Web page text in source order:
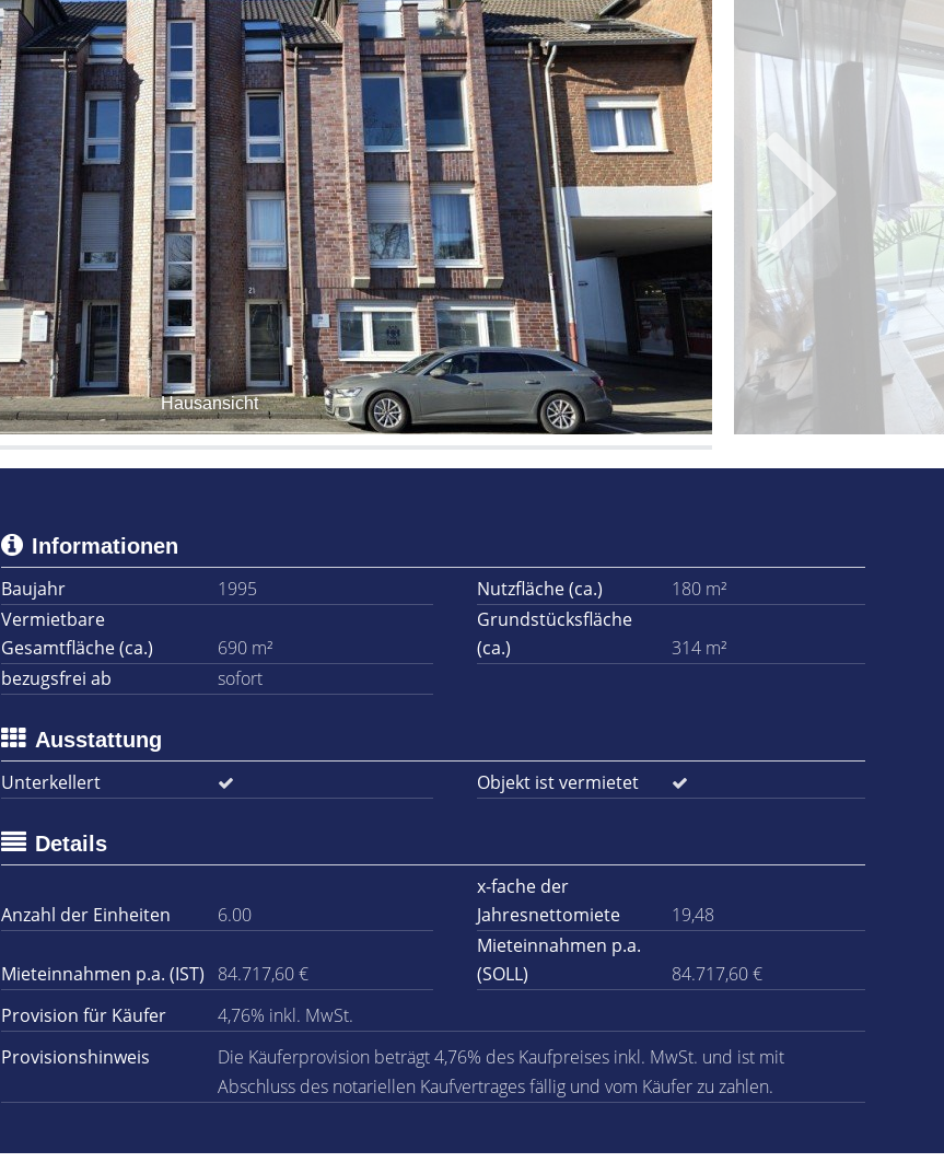
Hausansicht
Informationen
Baujahr
1995 Nutzfläche (ca.)
180 m²
Vermietbare
Gesamtfläche (ca.)
690 m²
Grundstücksfläche
(ca.)
314 m²
bezugsfrei ab
sofort
Ausstattung
Unterkellert
Objekt ist vermietet
Details
Anzahl der Einheiten 6.00
x-fache der
Jahresnettomiete
19,48
Mieteinnahmen p.a. (IST) 84.717,60 €
Mieteinnahmen p.a.
(SOLL)
84.717,60 €
Provision für Käufer
4,76% inkl. MwSt.
Provisionshinweis
Die Käuferprovision beträgt 4,76% des Kaufpreises inkl. MwSt. und ist mit
Abschluss des notariellen Kaufvertrages fällig und vom Käufer zu zahlen.